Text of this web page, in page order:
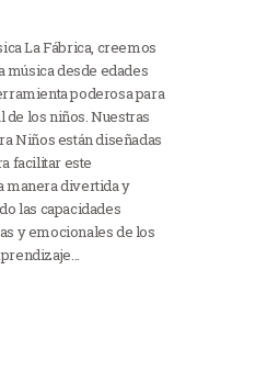
La Fábrica, creemos
música desde edades
poderosa para
los niños. Nuestras
Niños están diseñadas
facilitar este
manera divertida y
las capacidades
y emocionales de los